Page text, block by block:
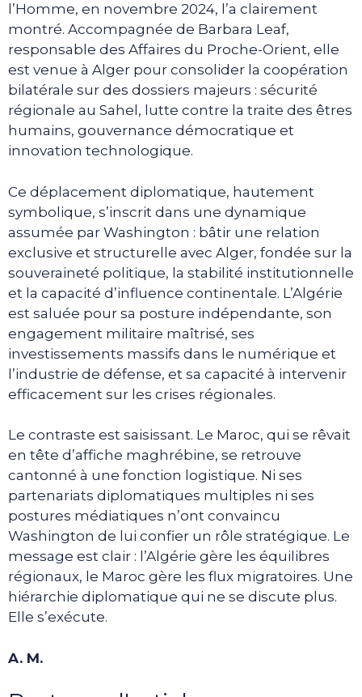
l’Homme, en novembre 2024, l’a clairement
montré. Accompagnée de Barbara Leaf,
responsable des Affaires du Proche-Orient, elle
est venue à Alger pour consolider la coopération
bilatérale sur des dossiers majeurs : sécurité
régionale au Sahel, lutte contre la traite des êtres
humains, gouvernance démocratique et
innovation technologique.
Ce déplacement diplomatique, hautement
symbolique, s’inscrit dans une dynamique
assumée par Washington : bâtir une relation
exclusive et structurelle avec Alger, fondée sur la
souveraineté politique, la stabilité institutionnelle
et la capacité d’influence continentale. L’Algérie
est saluée pour sa posture indépendante, son
engagement militaire maîtrisé, ses
investissements massifs dans le numérique et
l’industrie de défense, et sa capacité à intervenir
efficacement sur les crises régionales.
Le contraste est saisissant. Le Maroc, qui se rêvait
en tête d’affiche maghrébine, se retrouve
cantonné à une fonction logistique. Ni ses
partenariats diplomatiques multiples ni ses
postures médiatiques n’ont convaincu
Washington de lui confier un rôle stratégique. Le
message est clair : l’Algérie gère les équilibres
régionaux, le Maroc gère les flux migratoires. Une
hiérarchie diplomatique qui ne se discute plus.
Elle s’exécute.
A. M.